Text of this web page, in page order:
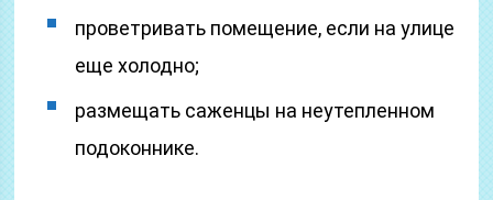
проветривать помещение, если на улице
еще холодно;
размещать саженцы на неутепленном
подоконнике.